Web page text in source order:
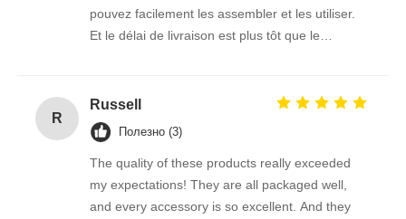
pouvez facilement les assembler et les utiliser.
Et le délai de livraison est plus tôt que le
R
Russell
Полезно (3)
The quality of these products really exceeded
my expectations! They are all packaged well,
and every accessory is so excellent. And they